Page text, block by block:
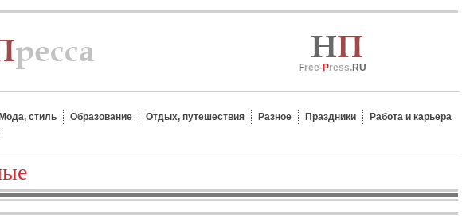
Free-Press.RU
Мода, стиль Образование Отдых, путешествия Разное Праздники
Работа и карьера